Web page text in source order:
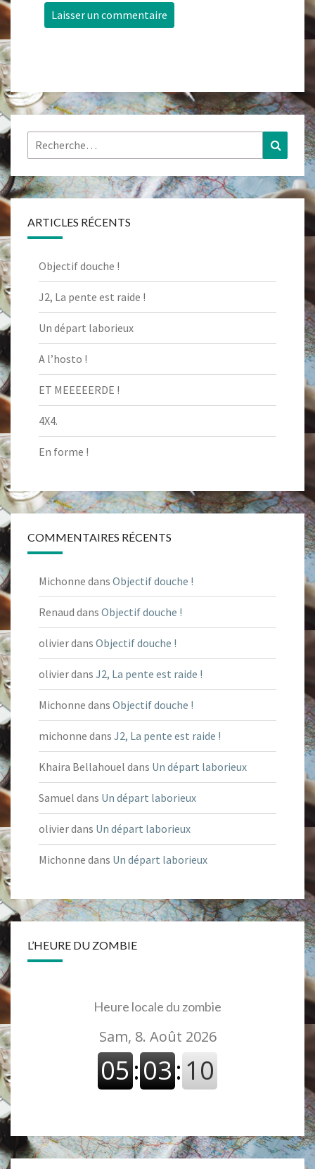
Rechercher :
ARTICLES RÉCENTS
Objectif douche !
J2, La pente est raide !
Un départ laborieux
A l’hosto !
ET MEEEEERDE !
4X4.
En forme !
COMMENTAIRES RÉCENTS
Michonne dans Objectif douche !
Renaud dans Objectif douche !
olivierdans Objectif douche !
olivierdans J2, La pente est raide !
Michonne dans Objectif douche !
michonne dans J2, La pente est raide !
Khaira Bellahouel dans Un départ laborieux
Samuel dans Un départ laborieux
olivierdans Un départ laborieux
Michonne dans Un départ laborieux
L’HEURE DU ZOMBIE
Heure locale du zombie